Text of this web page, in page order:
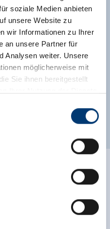
soziale Medien anbieten
unsere Website zu
wir Informationen zu Ihrer
an unsere Partner für
Analysen weiter. Unsere
möglicherweise mit
Sie ihnen bereitgestellt
FOTO